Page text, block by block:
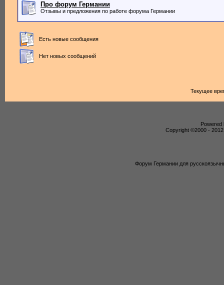
Про форум Германии
Отзывы и предложения по работе форума Германии
Есть новые сообщения
Нет новых сообщений
Текущее
Powered
Copyright ©2000 -
Форум Германии для